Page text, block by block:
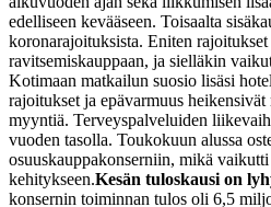
edelliseen kevääseen. Toisaalta
koronarajoituksista. Eniten
ravitsemiskauppaan, ja sielläkin
Kotimaan matkailun suosio lisäsi
rajoitukset ja epävarmuus
myyntiä. Terveyspalveluiden
vuoden tasolla. Toukokuun alussa
osuuskauppakonserniin, mikä
kehitykseen.Kesän tuloskausi on
konsernin toiminnan tulos oli 6,5